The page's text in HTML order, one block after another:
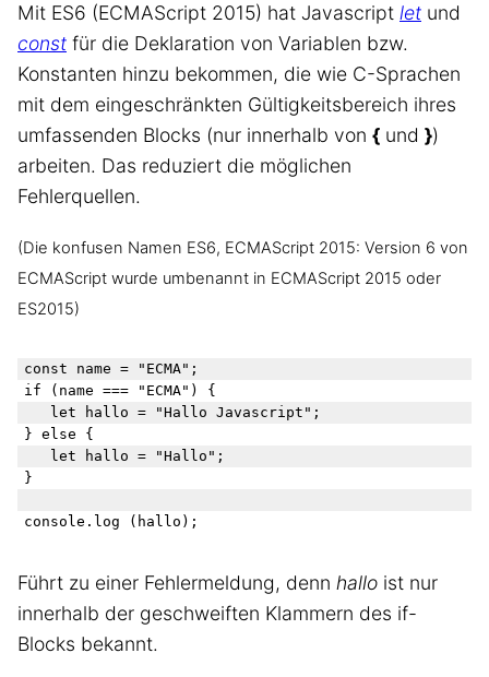
Mit ES6 (ECMAScript 2015) hat Javascript let und
const für die Deklaration von Variablen bzw.
Konstanten hinzu bekommen, die wie C-Sprachen
mit dem eingeschränkten Gültigkeitsbereich ihres
umfassenden Blocks (nur innerhalb von { und })
arbeiten. Das reduziert die möglichen
Fehlerquellen.
(Die konfusen Namen ES6, ECMAScript 2015: Version 6 von
ECMAScript wurde umbenannt in ECMAScript 2015 oder
ES2015)
const name = "ECMA";
if (name === "ECMA") {
   let hallo = "Hallo Javascript";
} else {
   let hallo = "Hallo";
}
Führt zu einer Fehlermeldung, denn hallo ist nur
innerhalb der geschweiften Klammern des if-
Blocks bekannt.